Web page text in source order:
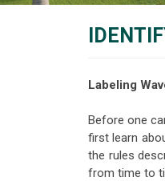
Labeling
Before one
first learn
the rules
from time to